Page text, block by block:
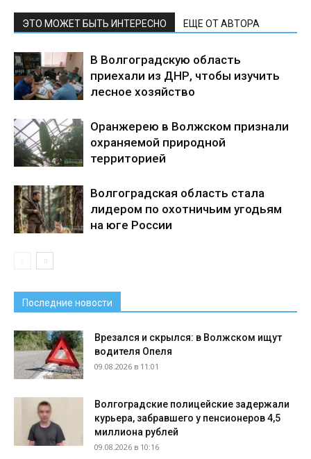
ЭТО МОЖЕТ БЫТЬ ИНТЕРЕСНО ЕЩЕ ОТ АВТОРА
В Волгоградскую область
приехали из ДНР, чтобы изучить
лесное хозяйство
Оранжерею в Волжском признали
охраняемой природной
территорией
Волгоградская область стала
лидером по охотничьим угодьям
на юге России
Последние новости
Врезался и скрылся: в Волжском ищут
водителя Опеля
09.08.2026 в 11:01
Волгоградские полицейские задержали
курьера, забравшего у пенсионеров 4,5
миллиона рублей
09.08.2026 в 10:16